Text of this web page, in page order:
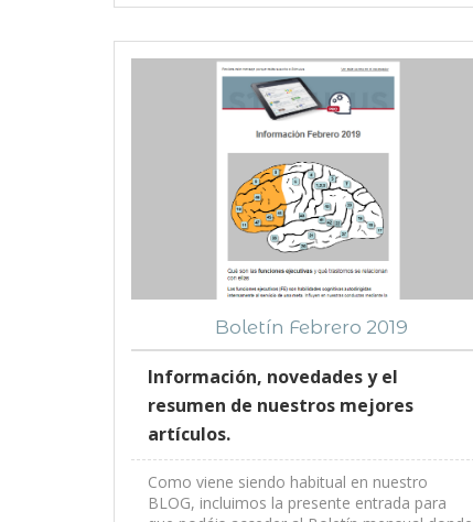
Boletín Febrero 2019
Información, novedades y el
resumen de nuestros mejores
artículos.
Como viene siendo habitual en nuestro
BLOG, incluimos la presente entrada para